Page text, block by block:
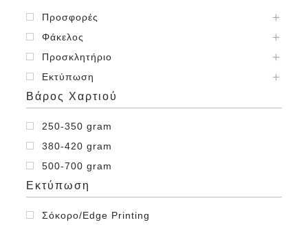
Προσφορές
Φάκελος
Προσκλητήριο
Εκτύπωση
Βάρος Χαρτιού
250-350 gram
380-420 gram
500-700 gram
Εκτύπωση
Σόκορο/Edge Printing